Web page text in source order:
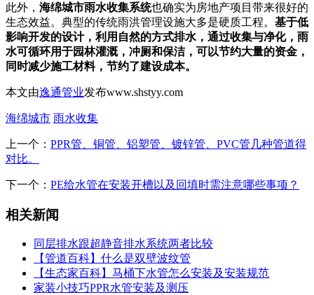
此外， 海绵城市雨水收集系统也确实为房地产项目带来很好的
生态效益。典型的传统雨洪管理设施大多是硬质工程。 基于低
影响开发的设计，利用自然的方式排水，通过收集与净化，雨
水可循环用于园林灌溉，冲厕和保洁，可以节约大量的资金，
同时减少施工材料，节约了建设成本。
本文由逸通管业发布www.shstyy.com
海绵城市 雨水收集
上一个： PPR管、铜管、铝塑管、镀锌管、PVC管几种管道得
对比。
下一个： PE给水管在安装开槽以及回填时需注意哪些事项？
相关新闻
同层排水跟超静音排水系统两者比较
【管道百科】什么是双壁波纹管
【生态家百科】马桶下水管怎么安装及安装规范
家装小技巧PPR水管安装及测压